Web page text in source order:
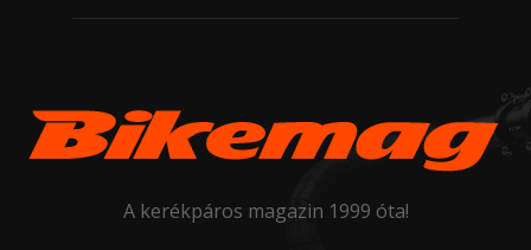
A kerékpáros magazin 1999 óta!